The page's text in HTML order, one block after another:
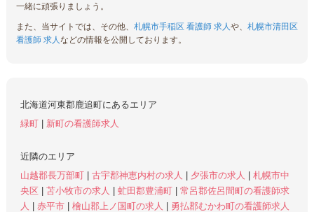
一緒に頑張りましょう。
また、当サイトでは、その他、 札幌市手稲区 看護師 求人や、 札幌市清田区
看護師 求人などの情報を公開しております。
北海道河東郡鹿追町にあるエリア
緑町
新町の看護師求人
近隣のエリア
山越郡長万部町
古宇郡神恵内村の求人 夕張市の求人
札幌市中
央区
苫小牧市の求人 虻田郡豊浦町
常呂郡佐呂間町の看護師求
人
赤平市 檜山郡上ノ国町の求人
勇払郡むかわ町の看護師求人